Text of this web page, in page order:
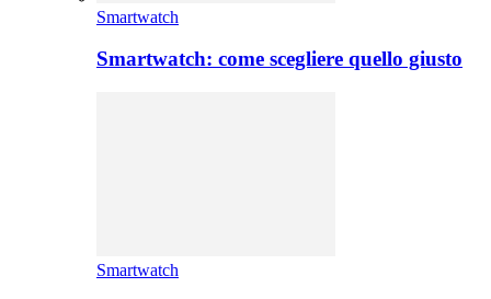
Smartwatch
Smartwatch: come scegliere quello giusto
Smartwatch